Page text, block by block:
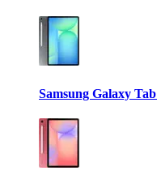
Samsung Galaxy